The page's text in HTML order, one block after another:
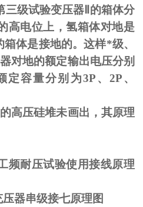
三级试验变压器Ⅱ的箱体分
高电位上，氢箱体对地是
体是接地的。这样*级、
对地的额定输出电压分别
容量分别为3P、2P、
高压硅堆未画出，其原理
频耐压试验使用接线原理
器串级接七原理图